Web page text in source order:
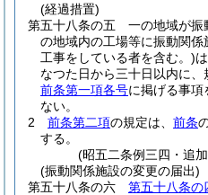
(経過措置)
第五十八条の五
一の地域が振
の地域内の工場等に振動関
工事をしている者を含む。)
なつた日から三十日以内に、
前条第一項各号に掲げる事項
ない。
2
前条第二項の規定は、 前条
する。
(昭五二条例三四・追
(振動関係施設の変更の届出)
第五十八条の六
第五十八条の